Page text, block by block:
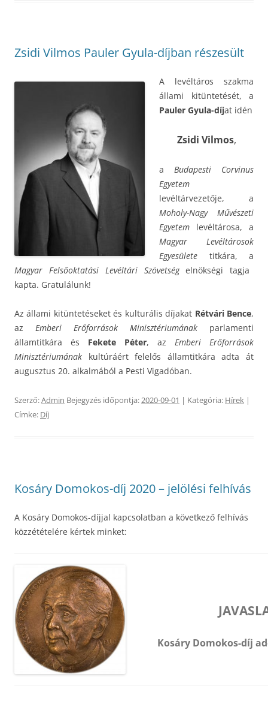
Zsidi Vilmos Pauler Gyula-díjban részesült
A levéltáros szakma
állami kitüntetését, a
Pauler Gyula-díjat idén
Zsidi Vilmos,
a Budapesti Corvinus
Egyetem
levéltárvezetője, a
Moholy-Nagy Művészeti
Egyetem levéltárosa, a
Magyar Levéltárosok
Egyesülete titkára, a
Magyar Felsőoktatási Levéltári Szövetségelnökségi tagja
kapta. Gratulálunk!
Az állami kitüntetéseket és kulturális díjakat Rétvári Bence,
az Emberi Erőforrások Minisztériumának parlamenti
államtitkára és Fekete Péter, az Emberi Erőforrások
Minisztériumának kultúráért felelős államtitkára adta át
augusztus 20. alkalmából a Pesti Vigadóban.
Szerző:Admin Bejegyzés időpontja:2020-09-01 | Kategória: Hírek |
Címke: Díj
Kosáry Domokos-díj 2020 – jelölési felhívás
A Kosáry Domokos-díjjal kapcsolatban a következő felhívás
közzétételére kértek minket:
Kosáry Domokos-díj